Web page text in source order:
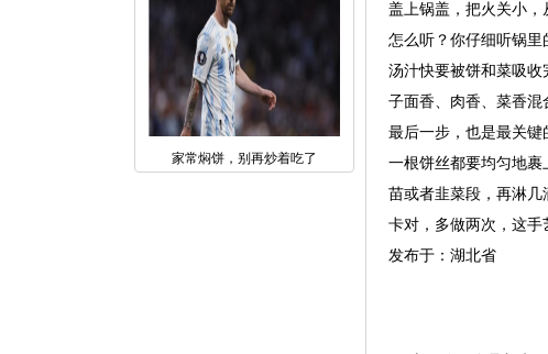
家常焖饼，别再炒着吃了
盖上锅盖，把火关小，
怎么听？你仔细听锅
汤汁快要被饼和菜吸
子面香、肉香、菜香混
最后一步，也是最关
一根饼丝都要均匀地
苗或者韭菜段，再淋
卡对，多做两次，这手
发布于：湖北省